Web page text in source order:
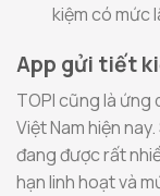
kiệm có mức
App gửi tiết
TOPI cũng là ứng
Việt Nam hiện
đang được rất
hạn linh hoạt và